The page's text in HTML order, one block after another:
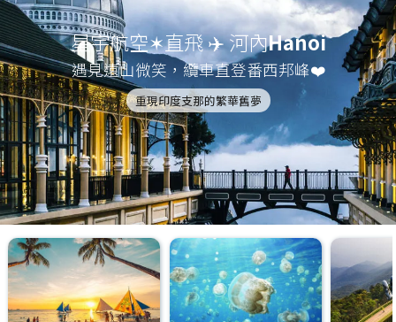
星宇航空✶直飛 ✈️ 河內Hanoi
遇見遠山微笑，纜車直登番西邦峰❤️
重現印度支那的繁華舊夢